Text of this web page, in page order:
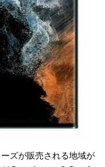
ズが販売される地域が